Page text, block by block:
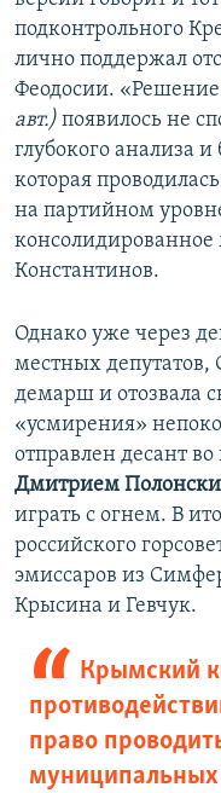
подконтрольного
лично поддержал
Феодосии.
авт.) появилось не
глубокого анализа
которая
на партийном
Константинов.
Однако уже через
местных депутатов,
демарш и отозвала
«усмирения»
отправлен десант
Дмитрием
играть с огнем. В
российского
эмиссаров из
Крысина и Гевчук.
Крымский
право